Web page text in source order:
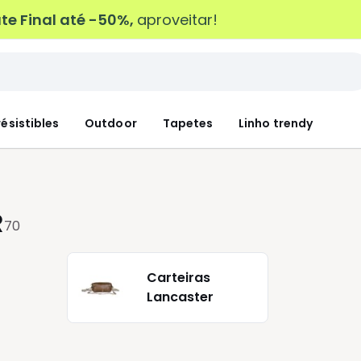
Final até -50%, aproveitar!
Outdoor Tapetes Linho trendy
70
Carteiras
Lancaster